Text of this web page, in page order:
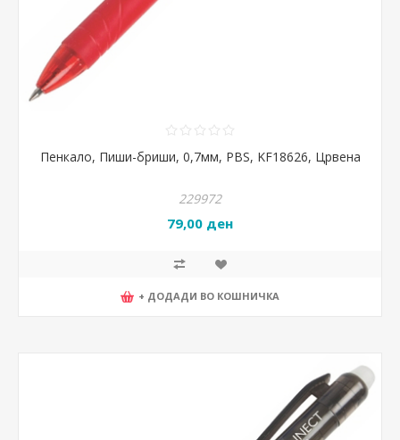
Пенкало, Пиши-бриши, 0,7мм, PBS, KF18626, Црвена
229972
79,00 ден
+ ДОДАДИ ВО КОШНИЧКА